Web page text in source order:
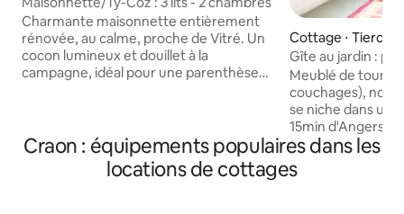
Charmante maisonnette entièrement
rénovée, au calme, proche de Vitré. Un
cocon lumineux et douillet à la
campagne, idéal pour une parenthèse
sécurité Emplacement idéal pour
découvrir la région : Vitré (5 min)
Fougères (25 min) Rennes (30 min)
Cottage ⋅ Tiercé
Gîte au jardin :
Meublé de
couchages),
se niche dans un
15min d'Angers,
vallées (site
équipée, elle
jardin, piscine
Craon : équipements populaires dans les
locations de cottages